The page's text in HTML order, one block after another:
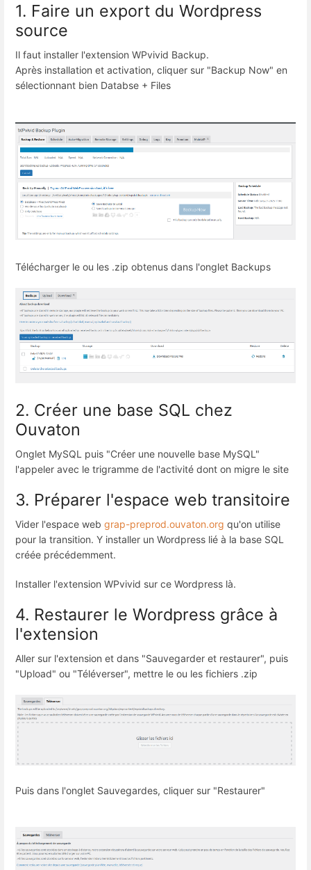
1. Faire un export du Wordpress
source
Il faut installer l'extension WPvivid Backup.
Après installation et activation, cliquer sur "Backup Now" en
sélectionnant bien Databse + Files
Télécharger le ou les .zip obtenus dans l'onglet Backups
2. Créer une base SQL chez
Ouvaton
Onglet MySQL puis "Créer une nouvelle base MySQL"
l'appeler avec le trigramme de l'activité dont on migre le site
3. Préparer l'espace web transitoire
Vider l'espace web grap-preprod.ouvaton.org qu'on utilise
pour la transition. Y installer un Wordpress lié à la base SQL
créée précédemment.
Installer l'extension WPvivid sur ce Wordpress là.
4. Restaurer le Wordpress grâce à
l'extension
Aller sur l'extension et dans "Sauvegarder et restaurer", puis
"Upload" ou "Téléverser", mettre le ou les fichiers .zip
Puis dans l'onglet Sauvegardes, cliquer sur "Restaurer"